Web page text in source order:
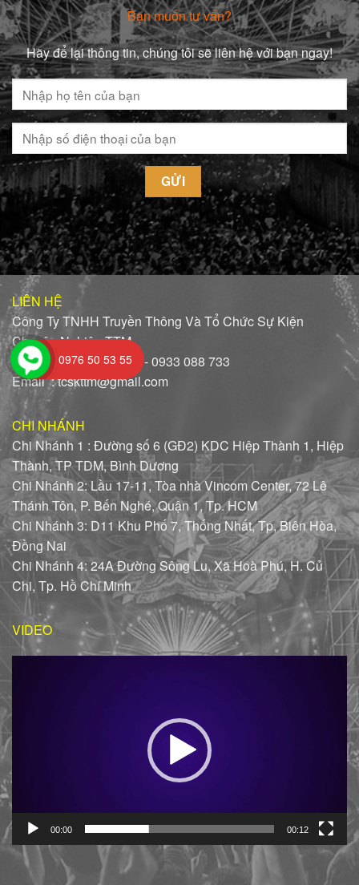
Bạn muốn tư vấn?
Hãy để lại thông tin, chúng tôi sẽ liên hệ với bạn ngay!
LIÊN HỆ
Công Ty TNHH Truyền Thông Và Tổ Chức Sự Kiện
Chuyên Nghiệp TTM
Hotline: 0976 50 53 55 - 0933 088 733
Email : tcskttm@gmail.com
CHI NHÁNH
Chi Nhánh 1 : Đường số 6 (GĐ2) KDC Hiệp Thành 1, Hiệp
Thành, TP TDM, Bình Dương
Chi Nhánh 2: Lầu 17-11, Tòa nhà Vincom Center, 72 Lê
Thánh Tôn, P. Bến Nghé, Quận 1, Tp. HCM
Chi Nhánh 3: D11 Khu Phố 7, Thống Nhất, Tp, Biên Hòa,
Đồng Nai
Chi Nhánh 4: 24A Đường Sông Lu, Xã Hoà Phú, H. Củ
Chi, Tp. Hồ Chí Minh
VIDEO
00:00 00:12
0976 50 53 55